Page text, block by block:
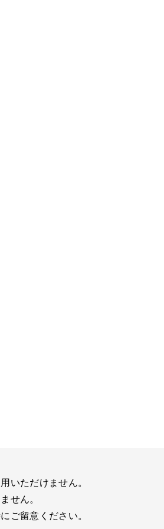
いただけません。
せん。
ご留意ください。